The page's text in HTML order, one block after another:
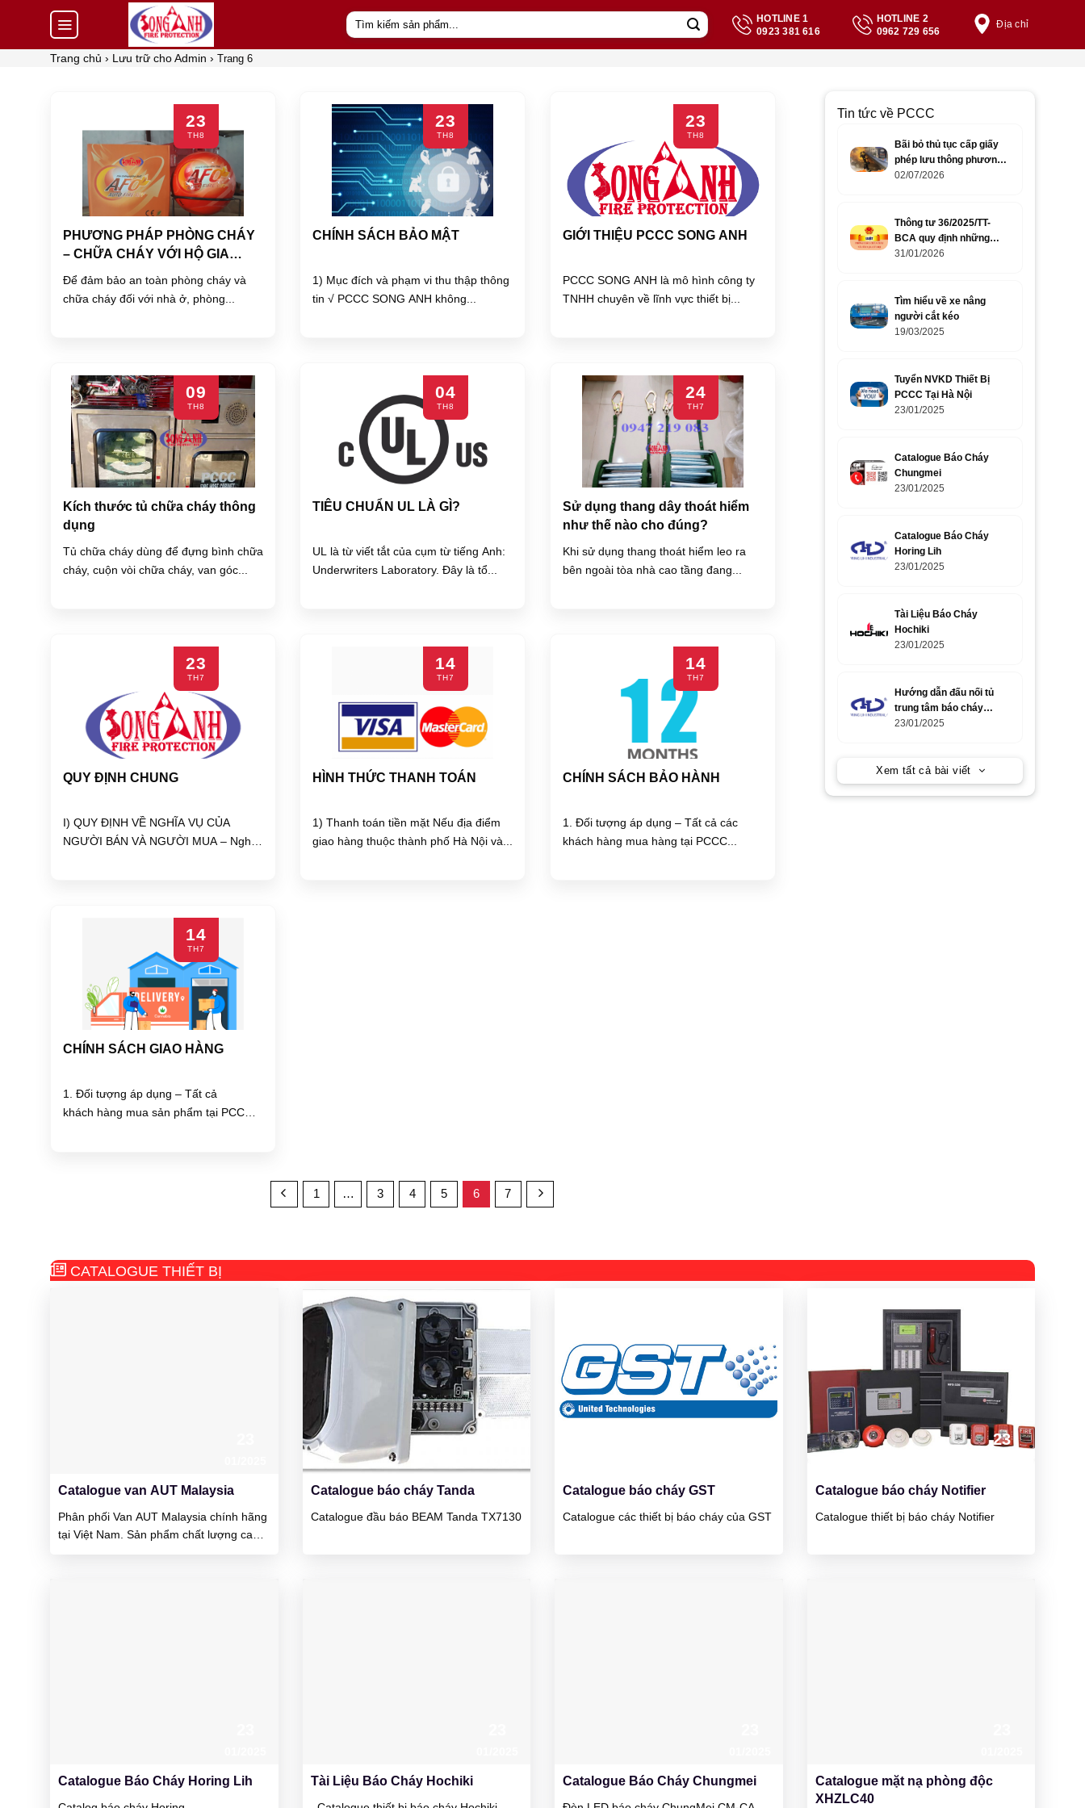
content
Tìm
kiếm:
HOTLINE 1
0923 381 616
HOTLINE 2
0962 729 656
Địa chỉ
Trang chủ › Lưu trữ cho Admin › Trang 6
PHƯƠNG PHÁP PHÒNG CHÁY
– CHỮA CHÁY VỚI HỘ GIA
ĐÌNH
Để đảm bảo an toàn phòng cháy và
chữa cháy đối với nhà ở, phòng...
23
TH8
CHÍNH SÁCH BẢO MẬT
1) Mục đích và phạm vi thu thập thông
tin √ PCCC SONG ANH không...
23
TH8
GIỚI THIỆU PCCC SONG ANH
PCCC SONG ANH là mô hình công ty
TNHH chuyên về lĩnh vực thiết bị...
23
TH8
Kích thước tủ chữa cháy thông
dụng
Tủ chữa cháy dùng để đựng bình chữa
cháy, cuộn vòi chữa cháy, van góc...
09
TH8
TIÊU CHUẨN UL LÀ GÌ?
UL là từ viết tắt của cụm từ tiếng Anh:
Underwriters Laboratory. Đây là tổ...
04
TH8
Sử dụng thang dây thoát hiểm
như thế nào cho đúng?
Khi sử dụng thang thoát hiểm leo ra
bên ngoài tòa nhà cao tầng đang...
24
TH7
QUY ĐỊNH CHUNG
I) QUY ĐỊNH VỀ NGHĨA VỤ CỦA
NGƯỜI BÁN VÀ NGƯỜI MUA – Nghĩa
23
TH7
HÌNH THỨC THANH TOÁN
1) Thanh toán tiền mặt Nếu địa điểm
giao hàng thuộc thành phố Hà Nội và...
14
TH7
CHÍNH SÁCH BẢO HÀNH
1. Đối tượng áp dụng – Tất cả các
khách hàng mua hàng tại PCCC...
14
TH7
CHÍNH SÁCH GIAO HÀNG
1. Đối tượng áp dụng – Tất cả
khách hàng mua sản phẩm tại PCCC
14
TH7
1 … 3 4 5 6 7
Tin tức về PCCC
Bãi bỏ thủ tục cấp giấy
phép lưu thông phương
tiện PCCC?
02/07/2026
Thông tư 36/2025/TT-
BCA quy định những
thiết bị nào cần cho lực
31/01/2026
Tìm hiểu về xe nâng
người cắt kéo
19/03/2025
Tuyển NVKD Thiết Bị
PCCC Tại Hà Nội
23/01/2025
Catalogue Báo Cháy
Chungmei
23/01/2025
Catalogue Báo Cháy
Horing Lih
23/01/2025
Tài Liệu Báo Cháy
Hochiki
23/01/2025
Hướng dẫn đấu nối tủ
trung tâm báo cháy
Horing Lih
23/01/2025
Xem tất cả bài viết
CATALOGUE THIẾT BỊ
Catalogue van AUT Malaysia
Phân phối Van AUT Malaysia chính hãng
tại Việt Nam. Sản phẩm chất lượng cao,
Catalogue báo cháy Tanda
Catalogue đầu báo BEAM Tanda TX7130
Catalogue báo cháy GST
Catalogue các thiết bị báo cháy của GST
23
Catalogue báo cháy Notifier
Catalogue thiết bị báo cháy Notifier
Catalogue Báo Cháy Horing Lih Tài Liệu Báo Cháy Hochiki Catalogue Báo Cháy Chungmei
Catalogue mặt nạ phòng độc
XHZLC40